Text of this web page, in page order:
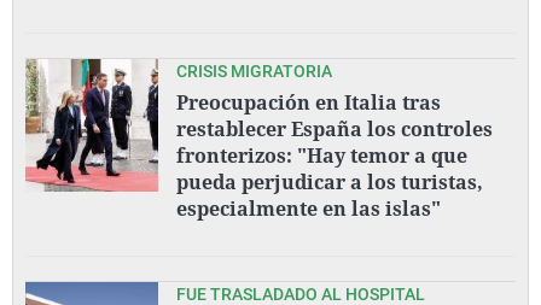
CRISIS MIGRATORIA
Preocupación en Italia tras
restablecer España los controles
fronterizos: "Hay temor a que
pueda perjudicar a los turistas,
especialmente en las islas"
FUE TRASLADADO AL HOSPITAL